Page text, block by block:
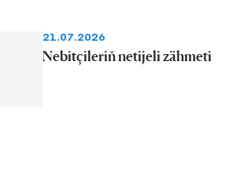
21.07.2026
Nebitçileriň netijeli zähmeti